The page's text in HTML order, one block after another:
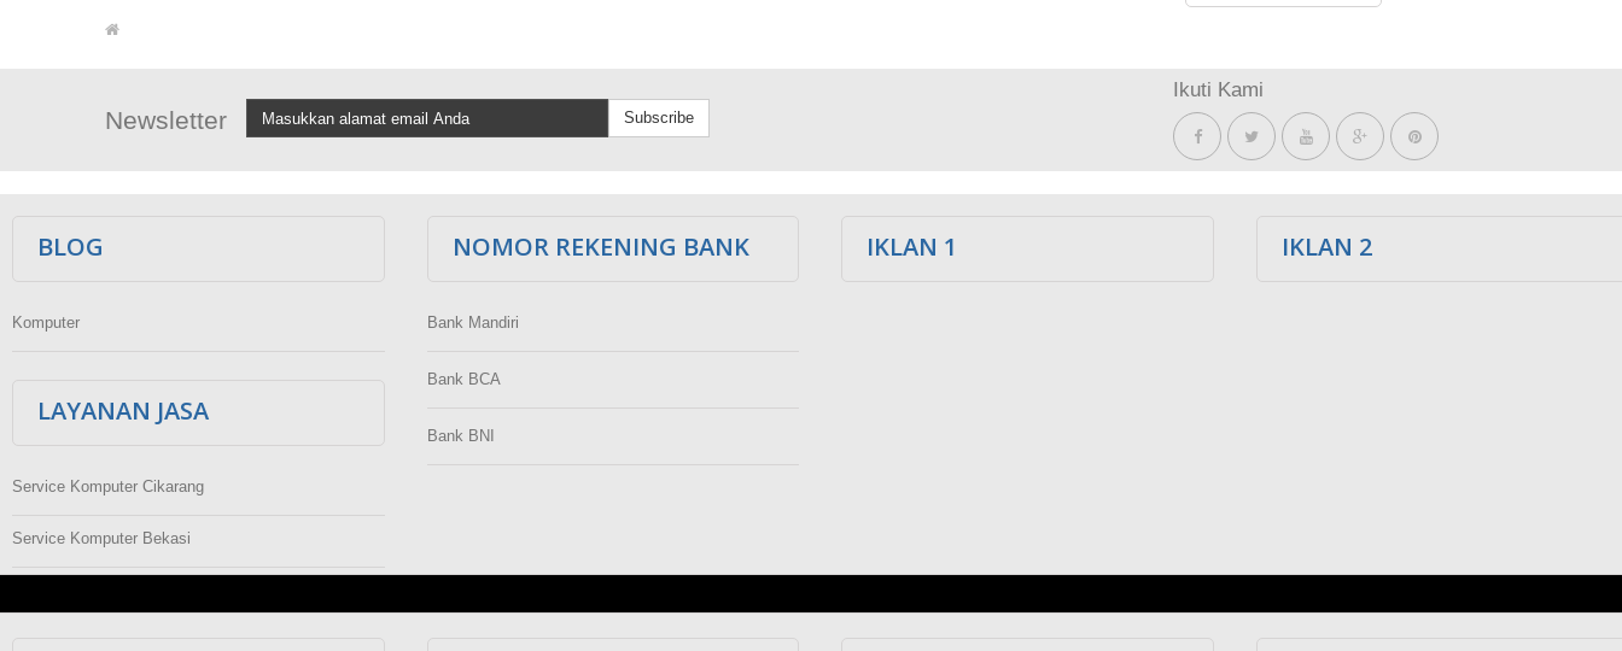
Newsletter Subscribe
Ikuti Kami
BLOG
Komputer
LAYANAN JASA
Service Komputer Cikarang
Service Komputer Bekasi
NOMOR REKENING BANK
Bank Mandiri
Bank BCA
Bank BNI
IKLAN 1 IKLAN 2